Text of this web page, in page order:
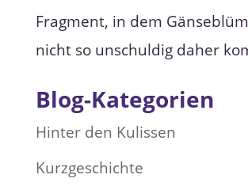
a
p
Blog-Kategorien
Hinter den Kulissen
Kurzgeschichte